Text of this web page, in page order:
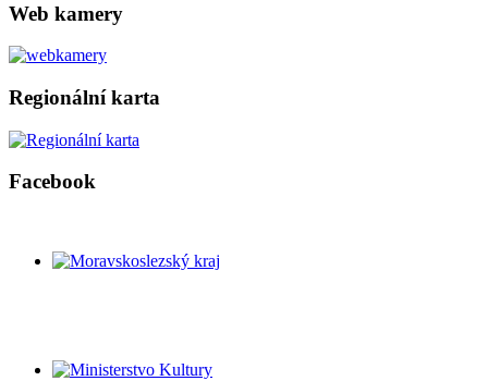
Web kamery
Regionální karta
Facebook